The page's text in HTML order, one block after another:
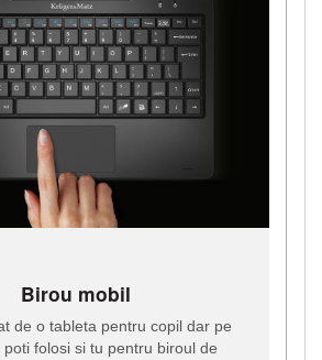
Birou mobil
de o tableta pentru copil dar pe
folosi si tu pentru biroul de